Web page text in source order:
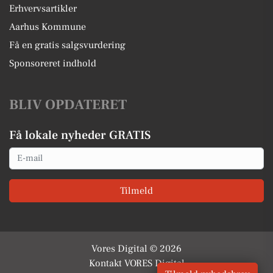
Aarhus kører til indkøbsområdet i Tilst for at tage på de
Dejligt nærmiljø
har sit eget bibliotek, idrætshal og -forening og  i 2015
åbnede Bydelshuset, der er et mødested for områdets
Erhvervsartikler
Aarhus Kommune
Få en gratis salgsvurdering
Sponsoreret indhold
BLIV OPDATERET
Få lokale nyheder GRATIS
Email
Tilmeld
Vores Digital © 2026
Kontakt VORES Digital